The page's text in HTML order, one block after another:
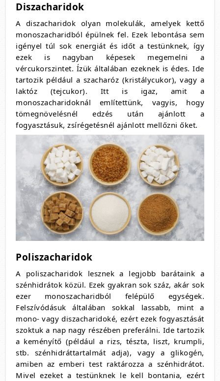
Diszacharidok
A diszacharidok olyan molekulák, amelyek kettő
monoszacharidból épülnek fel. Ezek lebontása sem
igényel túl sok energiát és időt a testünknek, így
ezek is nagyban képesek megemelni a
vércukorszintet. Ízük általában ezeknek is édes. Ide
tartozik például a szacharóz (kristálycukor), vagy a
laktóz (tejcukor). Itt is igaz, amit a
monoszacharidoknál említettünk, vagyis, hogy
tömegnövelésnél edzés után ajánlott a
fogyasztásuk, zsírégetésnél ajánlott mellőzni őket.
Poliszacharidok
A poliszacharidok lesznek a legjobb barátaink a
szénhidrátok közül. Ezek gyakran sok száz, akár sok
ezer monoszacharidból felépülő egységek.
Felszívódásuk általában sokkal lassabb, mint a
mono- vagy diszacharidoké, ezért ezek fogyasztását
szoktuk a nap nagy részében preferálni. Ide tartozik
a keményítő (például a rizs, tészta, liszt, krumpli,
stb. szénhidráttartalmát adja), vagy a glikogén,
amiben az emberi test raktározza a szénhidrátot.
Mivel ezeket a testünknek le kell bontania, ezért